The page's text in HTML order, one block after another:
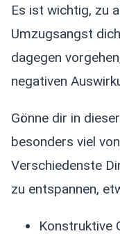
Es ist wichtig, zu
Umzugsangst
dagegen
negativen
Gönne dir in
besonders viel
Verschiedenste
zu entspannen,
Konstruktive